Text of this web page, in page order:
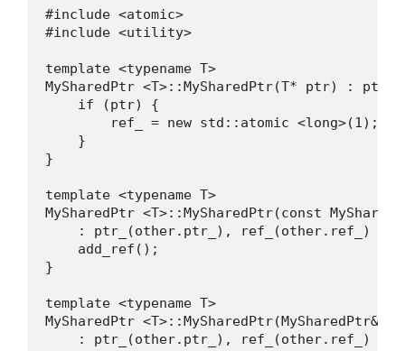
#include <atomic>
#include <utility>
template <typename T>
MySharedPtr <T>::MySharedPtr(T* ptr) :
    if (ptr) {
        ref_ = new std::atomic <long>(1);
    }
}
template <typename T>
MySharedPtr <T>::MySharedPtr(const
    : ptr_(other.ptr_), ref_(other.ref_) {
    add_ref();
}
template <typename T>
MySharedPtr <T>::MySharedPtr(MySharedPtr&&
    : ptr_(other.ptr_), ref_(other.ref_) {